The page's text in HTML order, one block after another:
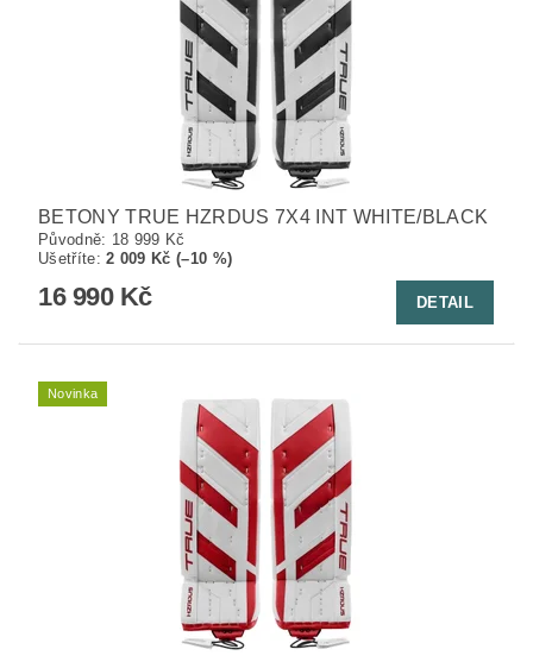
BETONY TRUE HZRDUS 7X4 INT WHITE/BLACK
Původně: 18 999 Kč
Ušetříte:2 009 Kč (–10 %)
16 990 Kč DETAIL
Novinka